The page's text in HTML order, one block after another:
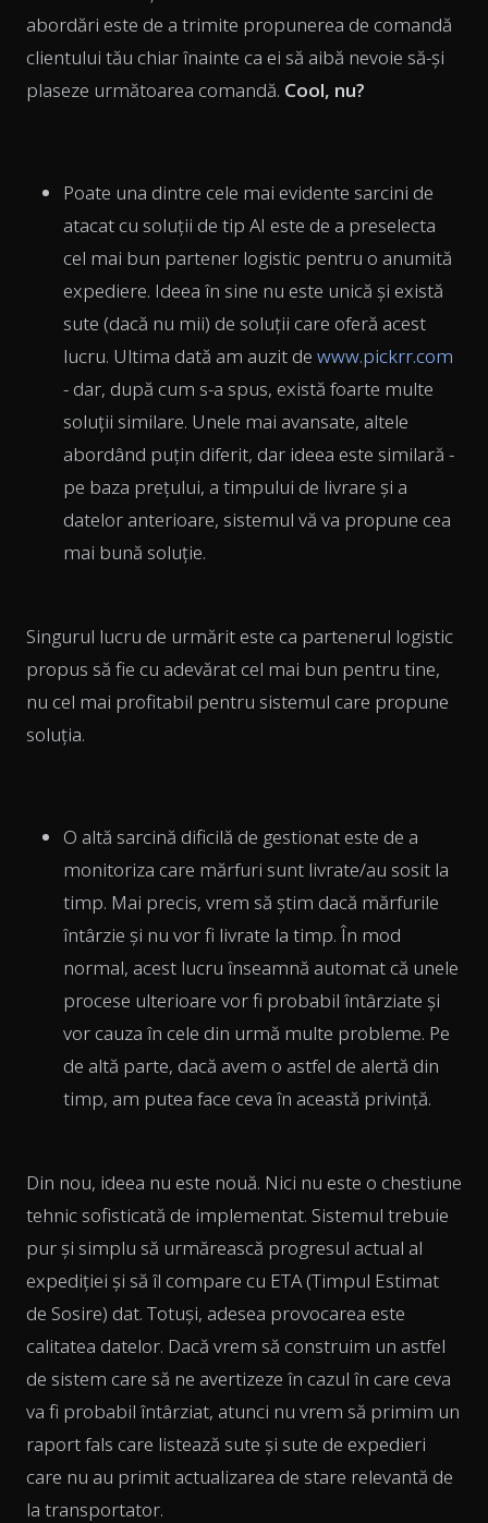
abordări este de a trimite propunerea de comandă
clientului tău chiar înainte ca ei să aibă nevoie să-și
plaseze următoarea comandă. Cool, nu?
Poate una dintre cele mai evidente sarcini de
atacat cu soluții de tip AI este de a preselecta
cel mai bun partener logistic pentru o anumită
expediere. Ideea în sine nu este unică și există
sute (dacă nu mii) de soluții care oferă acest
lucru. Ultima dată am auzit de www.pickrr.com
- dar, după cum s-a spus, există foarte multe
soluții similare. Unele mai avansate, altele
abordând puțin diferit, dar ideea este similară -
pe baza prețului, a timpului de livrare și a
datelor anterioare, sistemul vă va propune cea
mai bună soluție.
Singurul lucru de urmărit este ca partenerul logistic
propus să fie cu adevărat cel mai bun pentru tine,
nu cel mai profitabil pentru sistemul care propune
soluția.
O altă sarcină dificilă de gestionat este de a
monitoriza care mărfuri sunt livrate/au sosit la
timp. Mai precis, vrem să știm dacă mărfurile
întârzie și nu vor fi livrate la timp. În mod
normal, acest lucru înseamnă automat că unele
procese ulterioare vor fi probabil întârziate și
vor cauza în cele din urmă multe probleme. Pe
de altă parte, dacă avem o astfel de alertă din
timp, am putea face ceva în această privință.
Din nou, ideea nu este nouă. Nici nu este o chestiune
tehnic sofisticată de implementat. Sistemul trebuie
pur și simplu să urmărească progresul actual al
expediției și să îl compare cu ETA (Timpul Estimat
de Sosire) dat. Totuși, adesea provocarea este
calitatea datelor. Dacă vrem să construim un astfel
de sistem care să ne avertizeze în cazul în care ceva
va fi probabil întârziat, atunci nu vrem să primim un
raport fals care listează sute și sute de expedieri
care nu au primit actualizarea de stare relevantă de
la transportator.